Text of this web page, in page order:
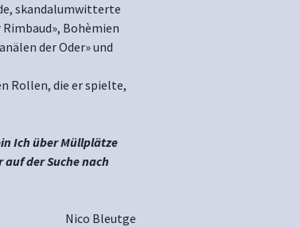
skandalumwitterte
Bohèmien
der Oder» und
Rollen, die er spielte,
Ich über Müllplätze
der Suche nach
Nico Bleutge